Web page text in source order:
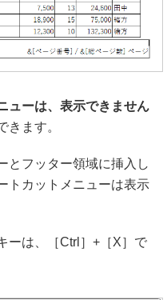
ューは、表示できません
きます。
とフッター領域に挿入し
トカットメニューは表示
ーは、［Ctrl］+［X］で